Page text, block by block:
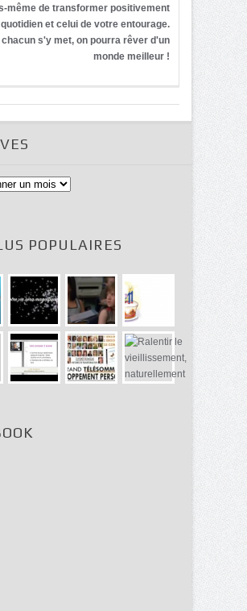
même de transformer positivement
et celui de votre entourage.
chacun s'y met, on pourra rêver d'un
monde meilleur !
POPULAIRES